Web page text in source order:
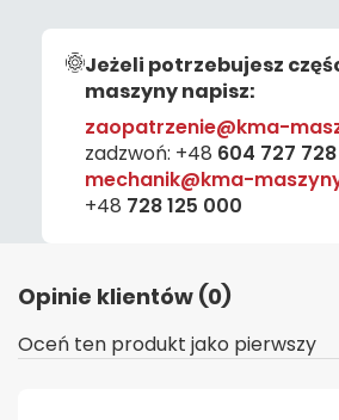
Jeżeli potrzebujesz
maszyny napisz:
zaopatrzenie@kma-
zadzwoń: +48 604 727 728
mechanik@kma-
+48 728 125 000
Opinie klientów (0)
Oceń ten produkt jako pierwszy